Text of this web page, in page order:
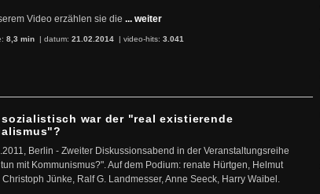
Video erzählen sie die ... weiter
8,3 min | datum: 21.02.2014 | video-hits: 3.041
sozialistisch war der "real existierende
Berlin - Zweiter Diskussionsabend in der Veranstaltungsreihe
mit Kommunismus?". Auf dem Podium: renate Hürtgen, Helmut
Christoph Jünke, Ralf G. Landmesser, Anne Seeck, Harry Waibel.